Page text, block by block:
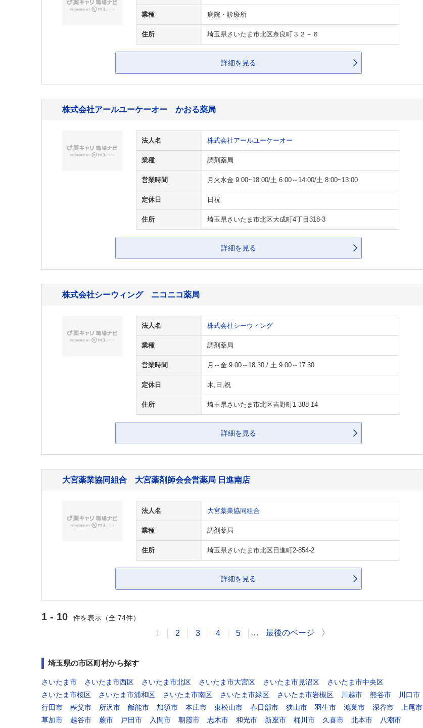
業種 病院・診療所
住所 埼玉県さいたま市北区奈良町３２－６
詳細を見る
株式会社アールユーケーオー かおる薬局
法人名 株式会社アールユーケーオー
業種 調剤薬局
営業時間 月火水金 9:00~18:00/土 6:00～14:00/土 8:00~13:00
定休日 日祝
住所 埼玉県さいたま市北区大成町4丁目318-3
詳細を見る
株式会社シーウィング ニコニコ薬局
法人名 株式会社シーウィング
業種 調剤薬局
営業時間 月～金 9:00～18:30 / 土 9:00～17:30
定休日 木,日,祝
住所 埼玉県さいたま市北区吉野町1-388-14
詳細を見る
大宮薬業協同組合 大宮薬剤師会会営薬局 日進南店
法人名 大宮薬業協同組合
業種 調剤薬局
住所 埼玉県さいたま市北区日進町2-854-2
詳細を見る
1 - 10 件を表示（全 74件）
1 2 3 4 5 … 最後のページ 〉
埼玉県の市区町村から探す
さいたま市 さいたま市西区 さいたま市北区 さいたま市大宮区 さいたま市見沼区
さいたま市中央区
さいたま市桜区
さいたま市浦和区 さいたま市南区 さいたま市緑区 さいたま市岩槻区 川越市 熊谷市
川口市
行田市
秩父市 所沢市 飯能市 加須市 本庄市 東松山市 春日部市 狭山市 羽生市 鴻巣市 深谷市
上尾市
草加市
越谷市 蕨市 戸田市 入間市 朝霞市 志木市 和光市 新座市 桶川市 久喜市 北本市 八潮市